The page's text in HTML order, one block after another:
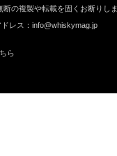
の複製や転載を固くお断りし
レス：info@whiskymag.jp
ら